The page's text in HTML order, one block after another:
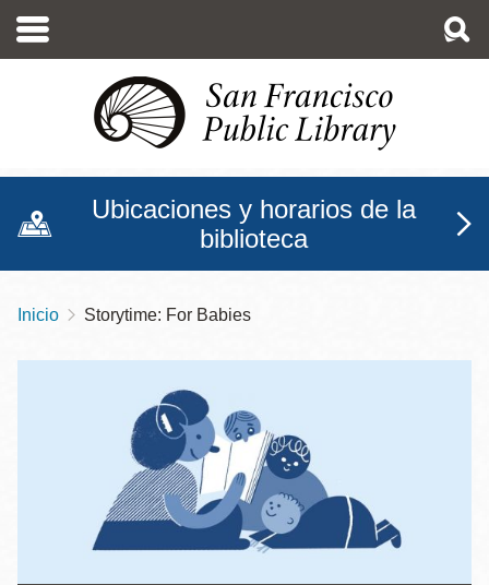
contenido
Ubicaciones y horarios de la
biblioteca
Sobrescribir
enlaces
navegación
Inicio Storytime: For Babies